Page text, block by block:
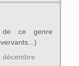
ce genre
décembre